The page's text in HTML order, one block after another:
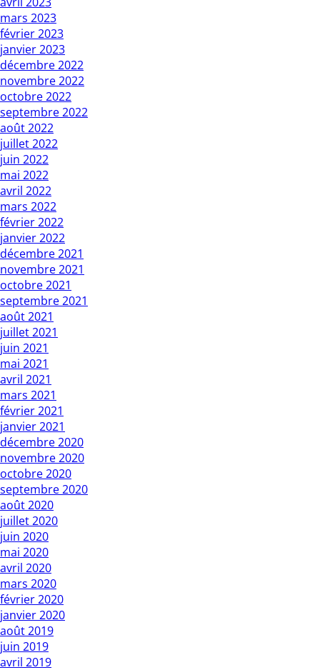
mars 2023
février 2023
janvier 2023
décembre 2022
novembre 2022
octobre 2022
septembre 2022
août 2022
juillet 2022
juin 2022
mai 2022
avril 2022
mars 2022
février 2022
janvier 2022
décembre 2021
novembre 2021
octobre 2021
septembre 2021
août 2021
juillet 2021
juin 2021
mai 2021
avril 2021
mars 2021
février 2021
janvier 2021
décembre 2020
novembre 2020
octobre 2020
septembre 2020
août 2020
juillet 2020
juin 2020
mai 2020
avril 2020
mars 2020
février 2020
janvier 2020
août 2019
juin 2019
avril 2019